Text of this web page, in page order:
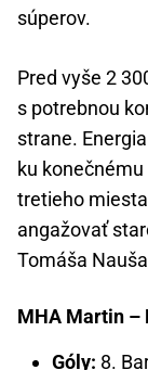
súperov.
Pred vyše 2
s potrebnou
strane.
ku
tretieho
angažovať
Tomáša
MHA Martin –
Góly: 8.